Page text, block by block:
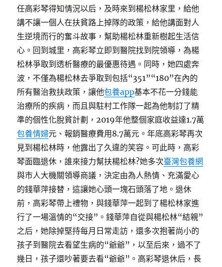
任高彩琴得知情況以后，及時來到楊松林家里，給他
講不讓一個人在扶貧路上掉隊的政策，給他講面對人
生逆境而行的奮斗故事，幫助楊松林重新樹起生活信
心。回到城里，高彩琴立即到醫院找到院領導，為楊
松林爭取到透析醫療的最優惠待遇。同時，她四處奔
波，不僅為楊松林去爭取到包括“351”“180”在內的
所有醫治救扶政策，讓他包養app基本不花一分錢能
治療所的疾病，而且與駐村工作隊一起為他制訂了精
準的個性化脫貧計劃，2019年他整個家庭收益達1.7萬
包養情婦元、報銷醫療費用8.7萬元。年底高彩琴再次
見到楊松林時，他露出了久違的笑容。可此時，高彩
琴面臨退休，誰來接力幫扶楊松林?她多次臺灣包養網
與市人大機關領導商議，決定由為人熱情、充滿愛心
的錢華萍接替，這讓她心頭一塊石頭落了地。退休
前，高彩琴帶上禮物，與錢華萍一起到了楊松林家進
行了一場溫情的“交接”。錢華萍自從與楊松林“結親”
之后，她除掉堅持每月日常走訪，還多次抱著尚小的
孩子到醫院去看望生病的“爺爺”，以至后來，過不了
幾日，孩子還吵著要去看“爺爺”。高彩琴退休后，長